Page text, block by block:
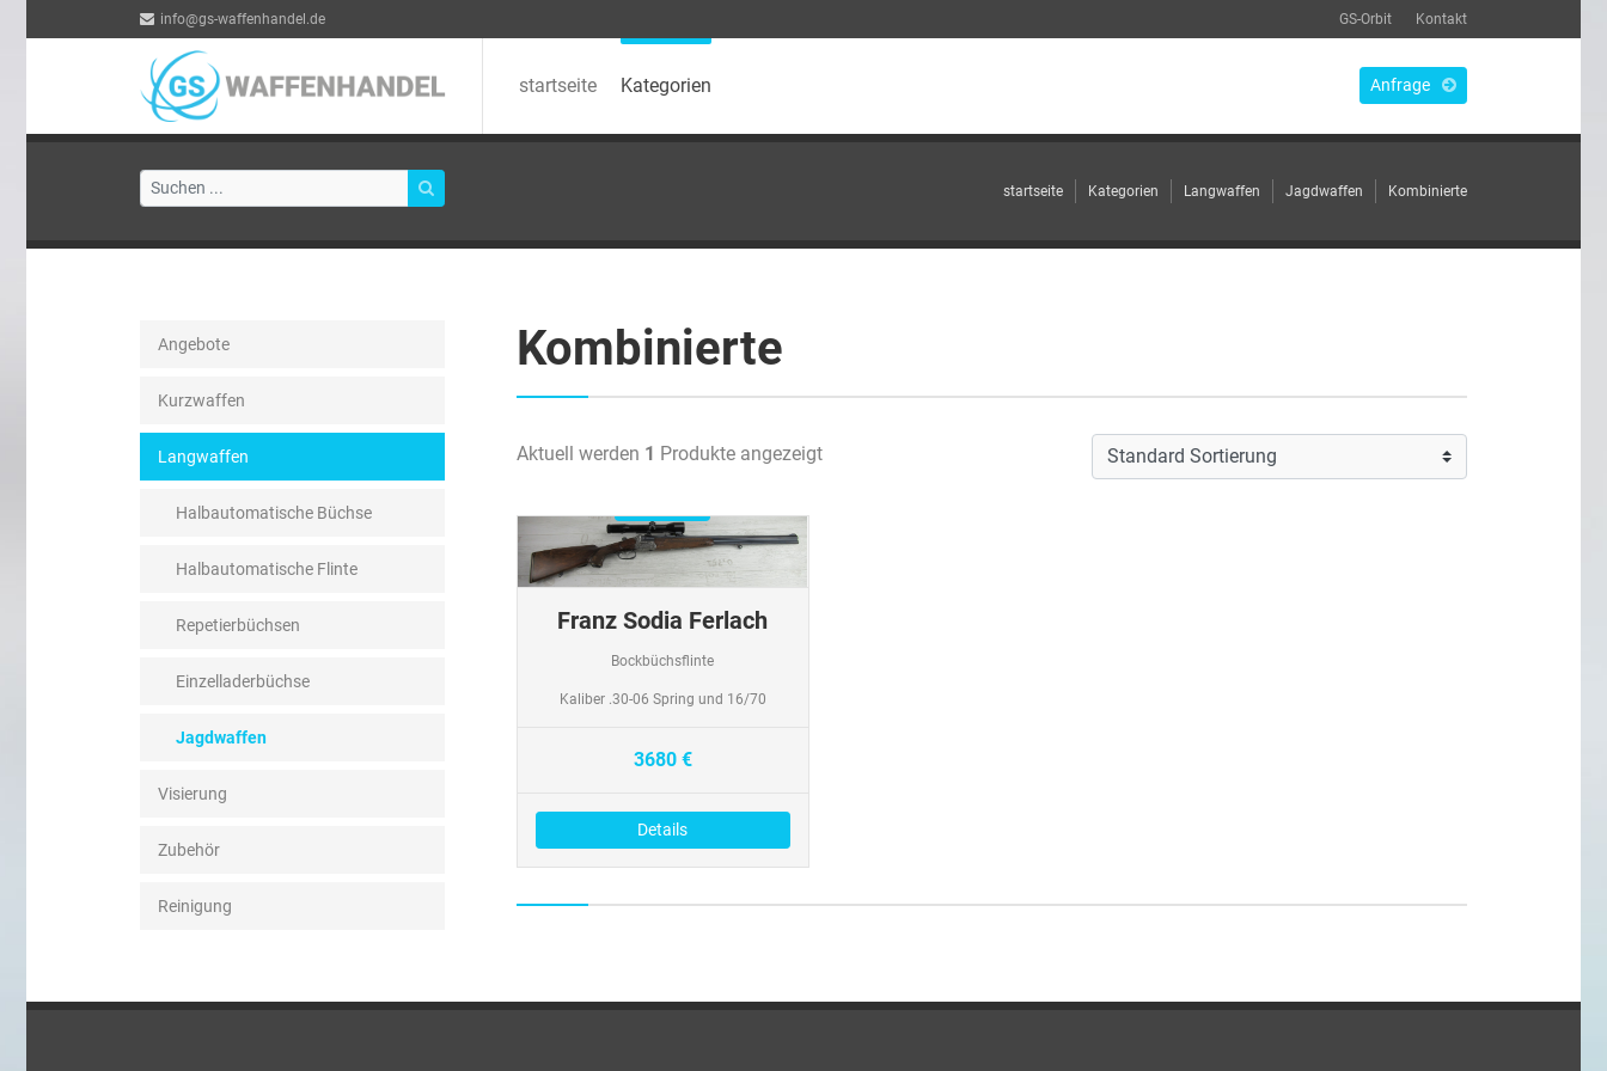
info@gs-waffenhandel.de GS-Orbit Kontakt
startseite Kategorien Anfrage
startseite Kategorien Langwaffen Jagdwaffen Kombinierte
Angebote
Kurzwaffen
Langwaffen
Halbautomatische Büchse
Halbautomatische Flinte
Repetierbüchsen
Einzelladerbüchse
Jagdwaffen
Visierung
Zubehör
Reinigung
Kombinierte
Aktuell werden 1 Produkte angezeigt
Franz Sodia Ferlach
Bockbüchsflinte
Kaliber .30-06 Spring und 16/70
3680 €
Details